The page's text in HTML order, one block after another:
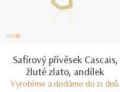
Safírový přívěsek Cascais,
žluté zlato, andílek
Vyrobíme a dodáme do 21 dnů.